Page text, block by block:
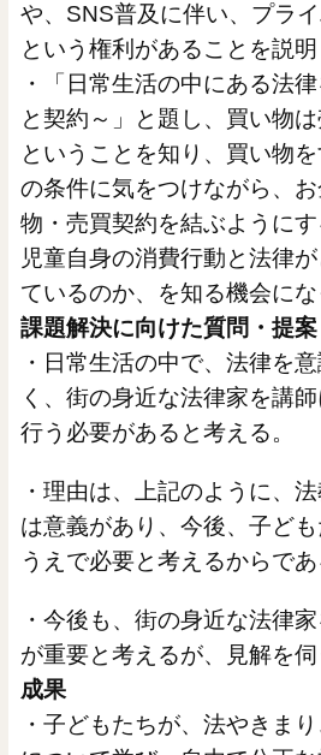
や、SNS普及に伴い、プラ
という権利があることを説明
・「日常生活の中にある法
と契約～」と題し、買い物は
ということを知り、買い物
の条件に気をつけながら、
物・売買契約を結ぶようにす
児童自身の消費行動と法律
ているのか、を知る機会にな
課題解決に向けた質問・提案
・日常生活の中で、法律を
く、街の身近な法律家を講
行う必要があると考える。
・理由は、上記のように、
は意義があり、今後、子ども
うえで必要と考えるからであ
・今後も、街の身近な法律
が重要と考えるが、見解を伺
成果
・子どもたちが、法やきま